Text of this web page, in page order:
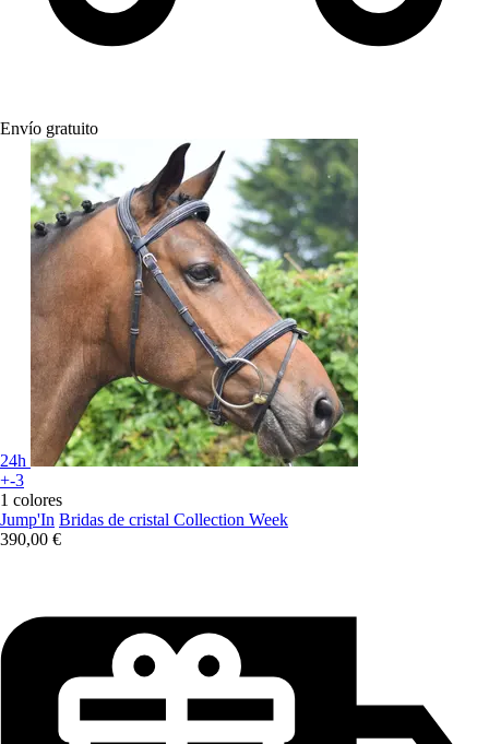
Envío gratuito
24h
+-3
1 colores
Jump'In Bridas de cristal Collection Week
390,00 €